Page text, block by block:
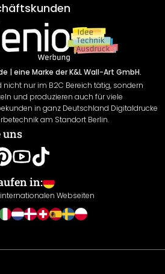
| eine Marke der K&L Wall-Art GmbH.
nicht nur im B2C Bereich tätig, sondern
und produzieren auch für viele
in ganz Deutschland Digitaldrucke
am Standort Berlin.
uns
in:
Webseiten